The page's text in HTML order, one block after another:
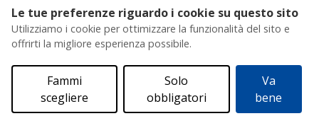
Le tue preferenze riguardo i cookie su questo sito
Utilizziamo i cookie per ottimizzare la funzionalità del sito e
offrirti la migliore esperienza possibile.
Va
bene
Solo
obbligatori
Fammi
scegliere